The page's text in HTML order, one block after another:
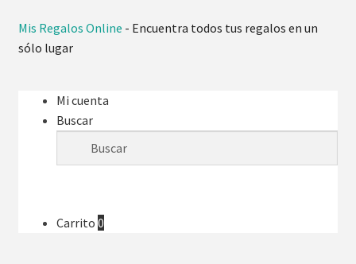
Mis Regalos Online - Encuentra todos tus regalos en un
sólo lugar
Mi cuenta
Buscar
Carrito 0